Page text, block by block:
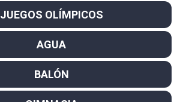
JUEGOS OLÍMPICOS
AGUA
BALÓN